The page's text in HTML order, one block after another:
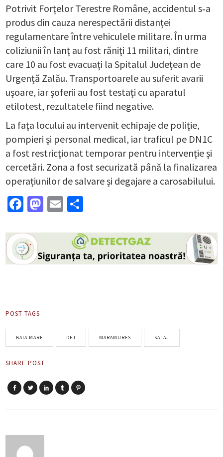
Potrivit Forțelor Terestre Române, accidentul s‑a
produs din cauza nerespectării distanței
regulamentare între vehiculele militare. În urma
coliziunii în lanț au fost răniți 11 militari, dintre
care 10 au fost evacuați la Spitalul Județean de
Urgență Zalău. Transportoarele au suferit avarii
ușoare, iar șoferii au fost testați cu aparatul
etilotest, rezultatele fiind negative.
La fața locului au intervenit echipaje de poliție,
pompieri și personal medical, iar traficul pe DN1C
a fost restricționat temporar pentru intervenție și
cercetări. Zona a fost securizată până la finalizarea
operațiunilor de salvare și degajare a carosabilului.
Facebook
Mastodon
Email
POST TAGS
BAIA MARE DEJ MARAMURES SALAJ
SHARE POST